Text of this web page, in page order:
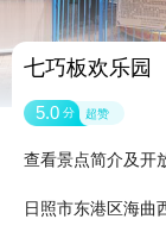
七巧板欢乐园
5.0 分 超赞
查看景点简介及开
日照市东港区海曲